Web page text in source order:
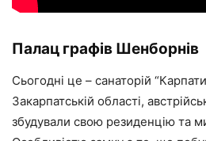
Палац графів Шенборнів
Сьогодні це – санаторій
Закарпатській області,
збудували свою резиденцію та